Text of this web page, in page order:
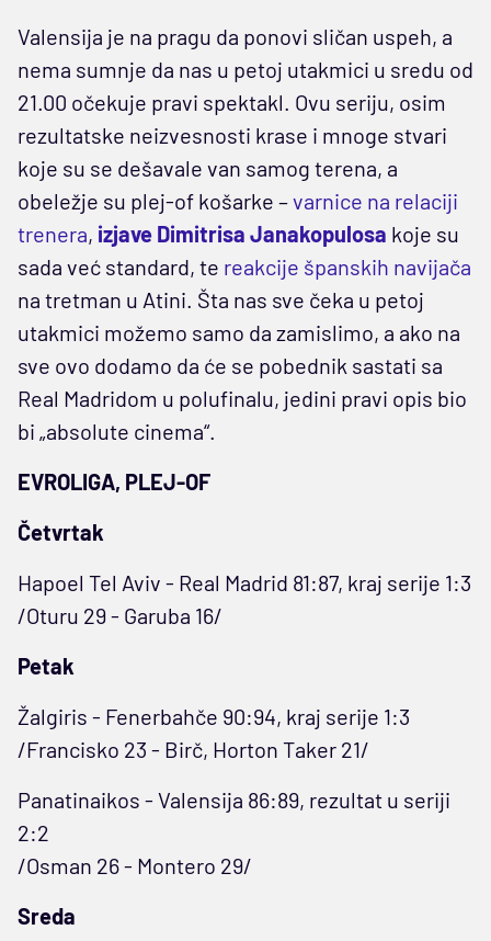
Valensija je na pragu da ponovi sličan uspeh, a
nema sumnje da nas u petoj utakmici u sredu od
21.00 očekuje pravi spektakl. Ovu seriju, osim
rezultatske neizvesnosti krase i mnoge stvari
koje su se dešavale van samog terena, a
obeležje su plej-of košarke –varnice na relaciji
trenera, izjave Dimitrisa Janakopulosa koje su
sada već standard, te reakcije španskih navijača
na tretman u Atini. Šta nas sve čeka u petoj
utakmici možemo samo da zamislimo, a ako na
sve ovo dodamo da će se pobednik sastati sa
Real Madridom u polufinalu, jedini pravi opis bio
bi „absolute cinema“.
EVROLIGA, PLEJ-OF
Četvrtak
Hapoel Tel Aviv - Real Madrid 81:87, kraj serije 1:3
/Oturu 29 - Garuba 16/
Petak
Žalgiris - Fenerbahče 90:94, kraj serije 1:3
/Francisko 23 - Birč, Horton Taker 21/
Panatinaikos - Valensija 86:89, rezultat u seriji
2:2
/Osman 26 - Montero 29/
Sreda